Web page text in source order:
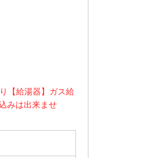
【給湯器】ガス給
みは出来ませ